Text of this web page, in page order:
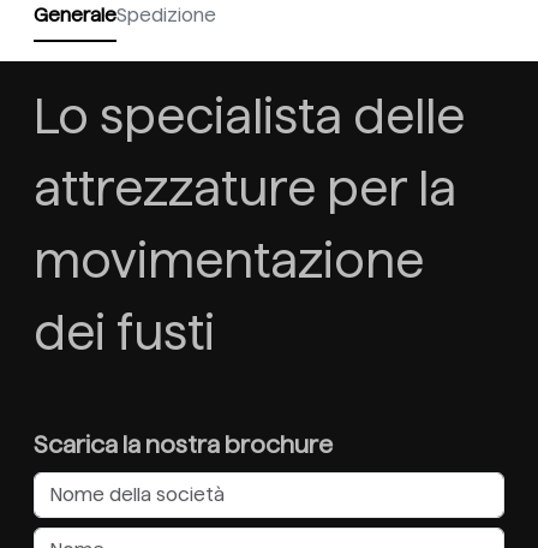
GeneraleSpedizione
Lo specialista delle
attrezzature per la
movimentazione
dei fusti
Scarica la nostra brochure